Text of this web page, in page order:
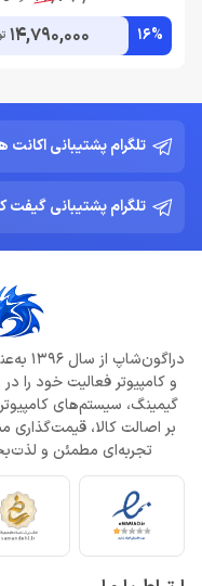
16%
14,790,000
تلگرام پشتیبانی اکانت
تلگرام پشتیبانی گیفت
و کامپیوتر فعالیت خود را
گیمینگ، سیستم‌های
بر اصالت کالا، قیمت‌گذاری
تجربه‌ای مطمئن و